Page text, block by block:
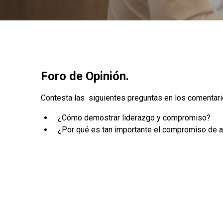
Foro de Opinión.
Contesta las siguientes preguntas en los
¿Cómo demostrar liderazgo y compromiso?
¿Por qué es tan importante el compromiso de